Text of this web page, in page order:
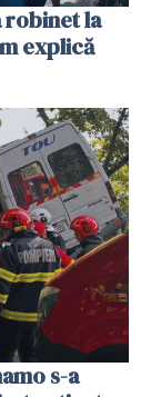
robinet la
explică
s-a